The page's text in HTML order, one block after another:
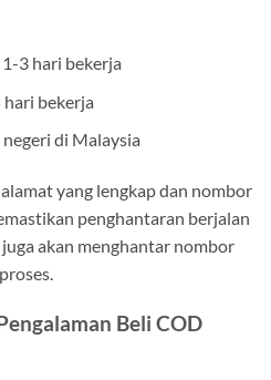
3 hari bekerja
bekerja
di Malaysia
yang lengkap dan nombor
penghantaran berjalan
akan menghantar nombor
Beli COD